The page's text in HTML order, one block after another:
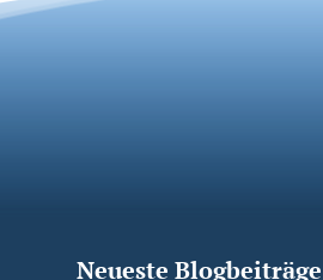
Neueste Blogbeiträge